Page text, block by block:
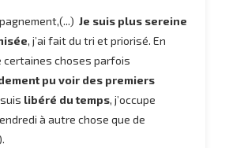
Je suis plus sereine
, j’ai fait du tri et priorisé. En
choses parfois
pu voir des premiers
libéré du temps, j’occupe
à autre chose que de